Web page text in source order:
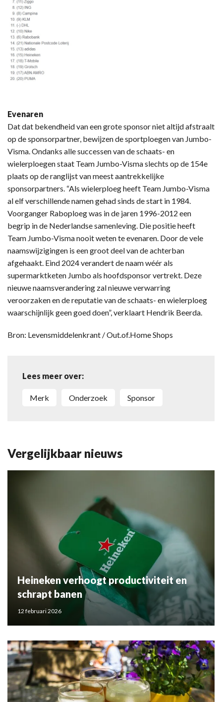
Evenaren
Dat dat bekendheid van een grote sponsor niet altijd afstraalt
op de sponsorpartner, bewijzen de sportploegen van Jumbo-
Visma. Ondanks alle successen van de schaats- en
wielerploegen staat Team Jumbo-Visma slechts op de 154e
plaats op de ranglijst van meest aantrekkelijke
sponsorpartners. “Als wielerploeg heeft Team Jumbo-Visma
al elf verschillende namen gehad sinds de start in 1984.
Voorganger Raboploeg was in de jaren 1996-2012 een
begrip in de Nederlandse samenleving. Die positie heeft
Team Jumbo-Visma nooit weten te evenaren. Door de vele
naamswijzigingen is een groot deel van de achterban
afgehaakt. Eind 2024 verandert de naam wéér als
supermarktketen Jumbo als hoofdsponsor vertrekt. Deze
nieuwe naamsverandering zal nieuwe verwarring
veroorzaken en de reputatie van de schaats- en wielerploeg
waarschijnlijk geen goed doen”, verklaart Hendrik Beerda.
Bron: Levensmiddelenkrant / Out.of.Home Shops
Lees meer over:
merk onderzoek sponsor
Vergelijkbaar nieuws
Heineken verhoogt productiviteit en
schrapt banen
12 februari 2026